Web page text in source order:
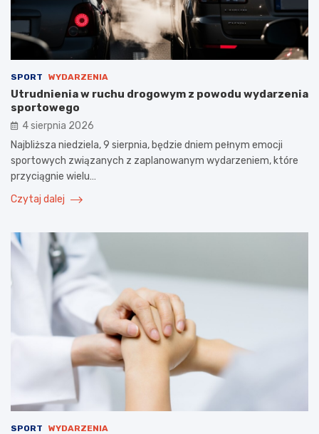
SPORT WYDARZENIA
Utrudnienia w ruchu drogowym z powodu wydarzenia
sportowego
4 sierpnia 2026
Najbliższa niedziela, 9 sierpnia, będzie dniem pełnym emocji
sportowych związanych z zaplanowanym wydarzeniem, które
przyciągnie wielu…
Czytaj dalej
SPORT WYDARZENIA